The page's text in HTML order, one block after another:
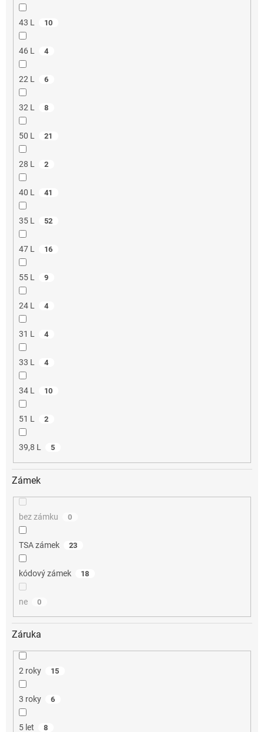
43 L 10
46 L 4
22 L 6
32 L 8
50 L 21
28 L 2
40 L 41
35 L 52
47 L 16
55 L 9
24 L 4
31 L 4
33 L 4
34 L 10
51 L 2
39,8 L 5
Zámek
bez zámku 0
TSA zámek 23
kódový zámek 18
ne 0
Záruka
2 roky 15
3 roky 6
5 let 8